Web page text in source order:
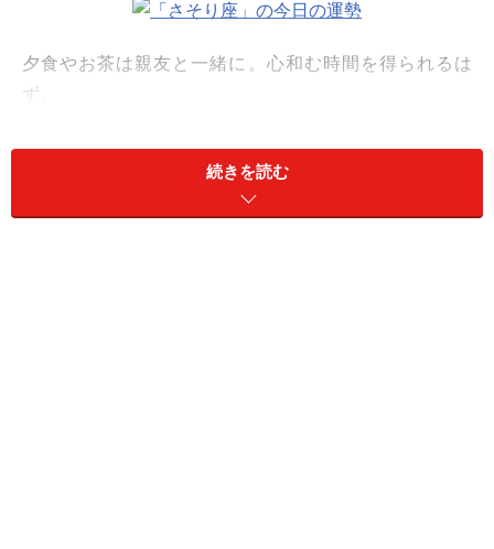
夕食やお茶は親友と一緒に。心和む時間を得られるは
ず。
11位：おうし座／牡牛座（4月20日～5月20
続きを読む